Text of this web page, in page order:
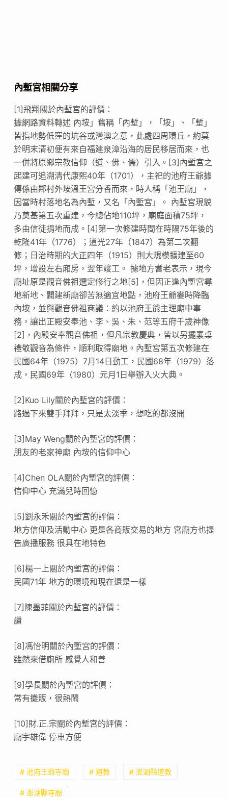
內塹宮相關分享
[1]飛翔關於內塹宮的評價：
據網路資料轉述 內垵」舊稱「內塹」，「垵」、「塹」
皆指地勢低窪的坑谷或灣澳之意，此處四周環丘，約莫
於明末清初便有來自福建泉漳沿海的居民移居而來，也
一併將原鄉宗教信仰（道、佛、儒）引入。[3]內塹宮之
起建可追溯清代康熙40年（1701），主祀的池府王爺據
傳係由鄰村外垵溫王宮分香而來，時人稱「池王廟」，
因當時村落地名為內塹，又名「內塹宮」。 內塹宮現貌
乃奠基第五次重建，今總佔地110坪，廟庭面積75坪，
多由信徒捐地而成。[4]第一次修建時間在時隔75年後的
乾隆41年（1776）；道光27年（1847）為第二次翻
修；日治時期的大正四年（1915）則大規模擴建至60
坪，增設左右廂房，翌年竣工。 據地方耆老表示，現今
廟址原是觀音佛祖選定修行之地[5]，但因正逢內塹宮尋
地新地、闢建新廟卻苦無適宜地點，池府王爺霎時降臨
內垵，並與觀音佛祖商議：約以池府王爺主理廟中事
務，讓出正殿安奉池、李、吳、朱、范等五府千歲神像
[2]，內殿安奉觀音佛祖，但凡宗教慶典，皆以另擺素桌
禮敬觀音為條件，順利取得廟地。內塹宮第五次修建在
民國64年（1975）7月14日動工，民國68年（1979）落
成，民國69年（1980）元月1日舉辦入火大典。
[2]Kuo Lily關於內塹宮的評價：
路過下來雙手拜拜，只是太淡季，想吃的都沒開
[3]May Weng關於內塹宮的評價：
朋友的老家神廟 內垵的信仰中心
[4]Chen OLA關於內塹宮的評價：
信仰中心 充滿兒時回憶
[5]劉永禾關於內塹宮的評價：
地方信仰及活動中心 更是各商販交易的地方 宮廟方也提
告廣播服務 很具在地特色
[6]楊一上關於內塹宮的評價：
民國71年 地方的環境和現在還是一樣
[7]陳墨菲關於內塹宮的評價：
讚
[8]馮怡明關於內塹宮的評價：
雖然來借廁所 感覺人和善
[9]學長關於內塹宮的評價：
常有攤販，很熱鬧
[10]財.正.宗關於內塹宮的評價：
廟宇雄偉 停車方便
# 池府王爺寺廟 # 道教 # 澎湖縣道教
# 澎湖縣寺廟